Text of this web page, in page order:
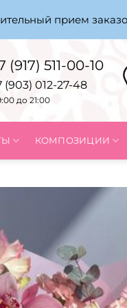
прием
(917) 511-00-10
(903) 012-27-48
до 21:00
КОМПОЗИЦИИ